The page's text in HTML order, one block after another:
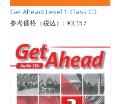
Get Ahead: Level 1: Class CD
参考価格（税込）: ¥3,157